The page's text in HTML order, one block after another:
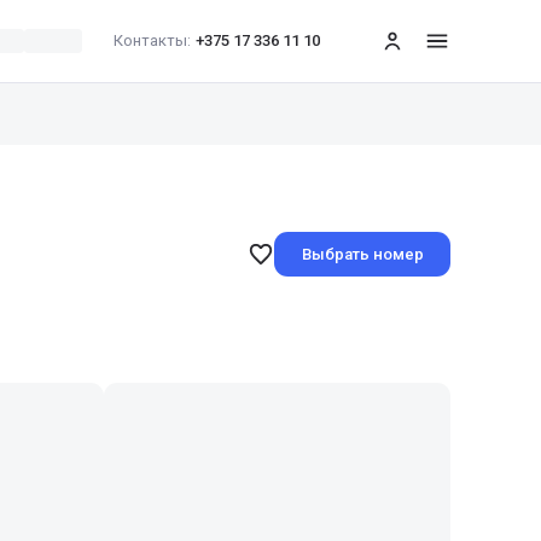
Контакты: +375 17 336 11 10 меню
Выбрать номер